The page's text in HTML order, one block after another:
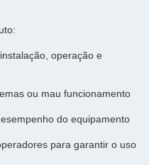
operação e
ou mau funcionamento
do equipamento
para garantir o uso